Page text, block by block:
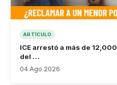
ARTÍCULO
ICE arrestó a más de
del …
04 Ago 2026